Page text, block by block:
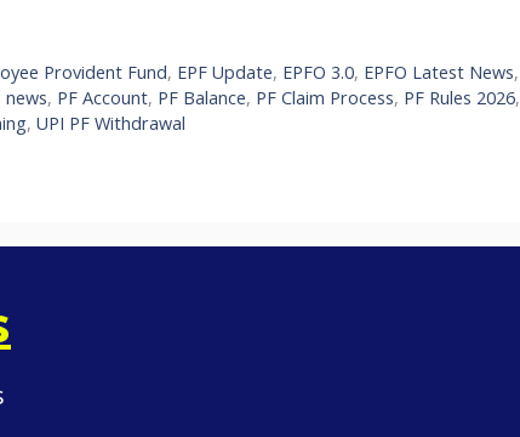
Provident Fund, EPF Update, EPFO 3.0, EPFO Latest News,
news, PF Account, PF Balance, PF Claim Process, PF Rules 2026,
, UPI PF Withdrawal